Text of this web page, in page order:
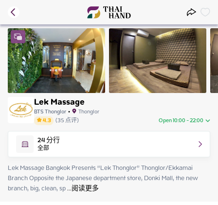
Lek Massage
BTS Thonglor• Thonglor
4.3 (35点评) Open 10:00 - 22:00
Friday 10:00 - 22:00
Saturday 10:00 - 22:00
Sunday 10:00 - 22:00
Monday 10:00 - 22:00
Tuesday 10:00 - 22:00
Wednesday
24分行
全部
Lek Massage Bangkok Presents “Lek Thonglor” Thonglor/Ekkamai
Branch Opposite the Japanese department store, Donki Mall, the new
branch, big, clean, sp ...阅读更多